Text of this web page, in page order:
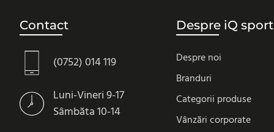
Contact
(0752) 014 119
Luni-Vineri 9-17
Sâmbăta 10-14
Despre iQ sport
Despre noi
Branduri
Categorii produse
Vânzări corporate